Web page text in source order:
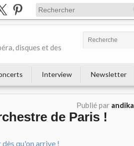
disques et des
Interview Newsletter
Publié par andika
de Paris !